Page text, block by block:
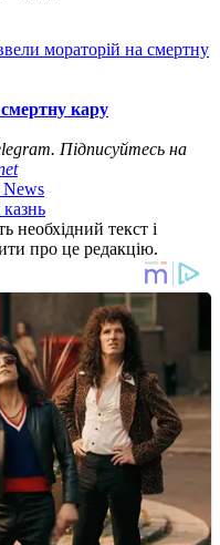
мораторій на смертну
кару
Підписуйтесь на
News
необхідний текст і
про це редакцію.